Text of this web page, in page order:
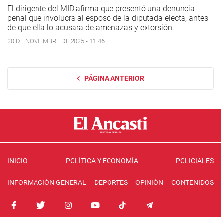
El dirigente del MID afirma que presentó una denuncia
penal que involucra al esposo de la diputada electa, antes
de que ella lo acusara de amenazas y extorsión.
20 DE NOVIEMBRE DE 2025 - 11:46
PÁGINA ANTERIOR
INICIO POLÍTICA Y ECONOMÍA POLICIALES
INFORMACIÓN GENERAL DEPORTES OPINIÓN CONTENIDOS